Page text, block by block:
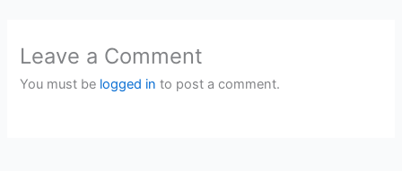
Leave a Comment
You must be logged in to post a comment.